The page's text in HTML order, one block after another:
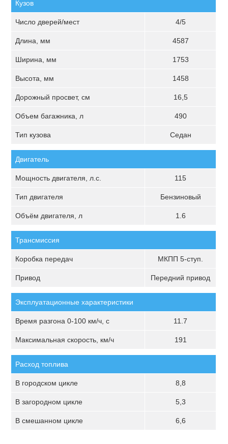
Кузов
Число дверей/мест 4/5
Длина, мм 4587
Ширина, мм 1753
Высота, мм 1458
Дорожный просвет, см 16,5
Объем багажника, л 490
Тип кузова Седан
Двигатель
Мощность двигателя, л.с. 115
Тип двигателя Бензиновый
Объём двигателя, л 1.6
Трансмиссия
Коробка передач МКПП 5-ступ.
Привод Передний привод
Эксплуатационные характеристики
Время разгона 0-100 км/ч, с 11.7
Максимальная скорость, км/ч 191
Расход топлива
В городском цикле 8,8
В загородном цикле 5,3
В смешанном цикле 6,6